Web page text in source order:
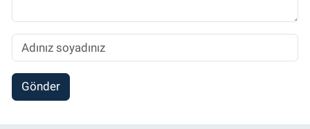
Gönder